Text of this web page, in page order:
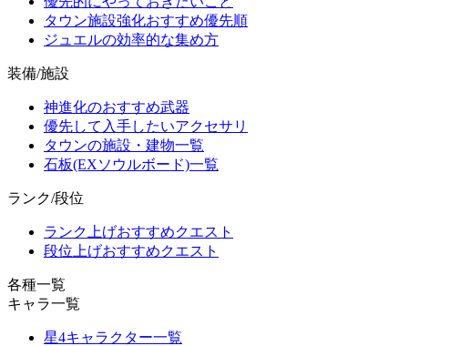
タウン施設強化おすすめ優先順
ジュエルの効率的な集め方
装備/施設
神進化のおすすめ武器
優先して入手したいアクセサリ
タウンの施設・建物一覧
石板(EXソウルボード)一覧
ランク/段位
ランク上げおすすめクエスト
段位上げおすすめクエスト
各種一覧
キャラ一覧
星4キャラクター一覧